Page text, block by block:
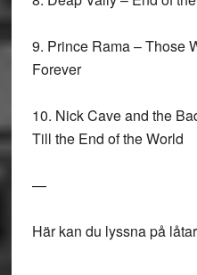
9. Prince Rama – Those
Forever
10. Nick Cave and the
Till the End of the World
—
Här kan du lyssna på